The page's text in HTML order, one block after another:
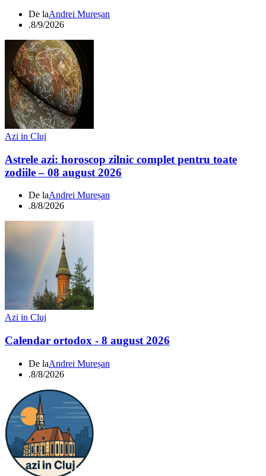
De laAndrei Mureșan
.8/9/2026
Azi in Cluj
Astrele azi: horoscop zilnic complet pentru toate
zodiile – 08 august 2026
De laAndrei Mureșan
.8/8/2026
Azi in Cluj
Calendar ortodox - 8 august 2026
De laAndrei Mureșan
.8/8/2026